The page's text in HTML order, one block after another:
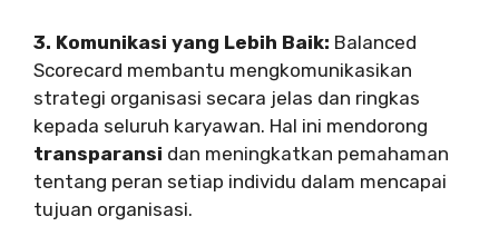
3. Komunikasi yang Lebih Baik: Balanced
Scorecard membantu mengkomunikasikan
strategi organisasi secara jelas dan ringkas
kepada seluruh karyawan. Hal ini mendorong
transparansi dan meningkatkan pemahaman
tentang peran setiap individu dalam mencapai
tujuan organisasi.